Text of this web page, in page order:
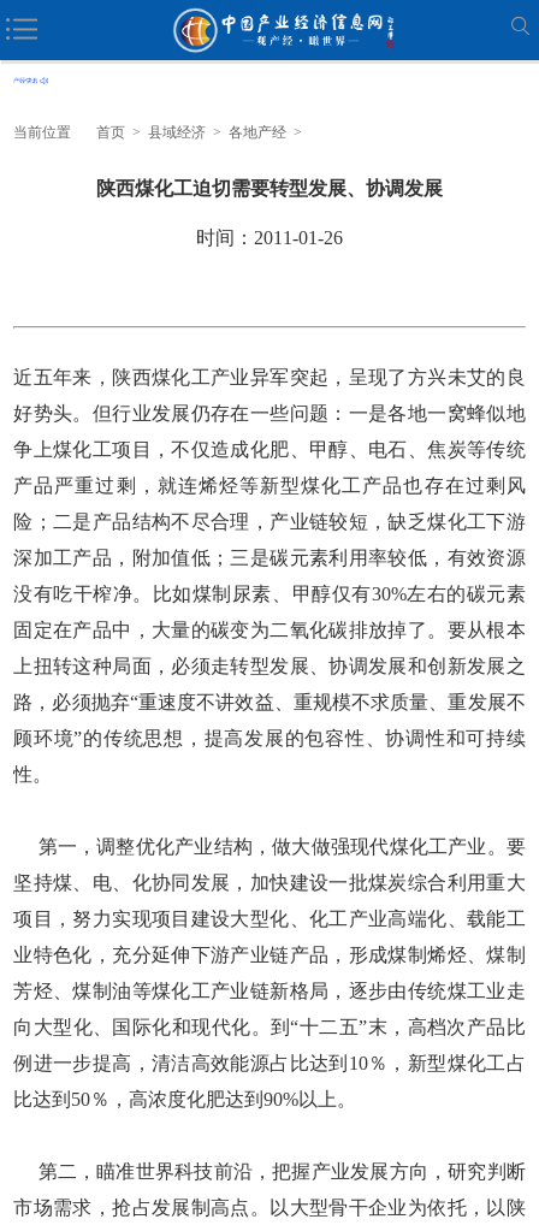
当前位置 首页 > 县域经济 > 各地产经 >
陕西煤化工迫切需要转型发展、协调发展
时间：2011-01-26
近五年来，陕西煤化工产业异军突起，呈现了方兴未艾的良
好势头。但行业发展仍存在一些问题：一是各地一窝蜂似地
争上煤化工项目，不仅造成化肥、甲醇、电石、焦炭等传统
产品严重过剩，就连烯烃等新型煤化工产品也存在过剩风
险；二是产品结构不尽合理，产业链较短，缺乏煤化工下游
深加工产品，附加值低；三是碳元素利用率较低，有效资源
没有吃干榨净。比如煤制尿素、甲醇仅有30%左右的碳元素
固定在产品中，大量的碳变为二氧化碳排放掉了。要从根本
上扭转这种局面，必须走转型发展、协调发展和创新发展之
路，必须抛弃“重速度不讲效益、重规模不求质量、重发展不
顾环境”的传统思想，提高发展的包容性、协调性和可持续
性。
第一，调整优化产业结构，做大做强现代煤化工产业。要
坚持煤、电、化协同发展，加快建设一批煤炭综合利用重大
项目，努力实现项目建设大型化、化工产业高端化、载能工
业特色化，充分延伸下游产业链产品，形成煤制烯烃、煤制
芳烃、煤制油等煤化工产业链新格局，逐步由传统煤工业走
向大型化、国际化和现代化。到“十二五”末，高档次产品比
例进一步提高，清洁高效能源占比达到10％，新型煤化工占
比达到50％，高浓度化肥达到90%以上。
第二，瞄准世界科技前沿，把握产业发展方向，研究判断
市场需求，抢占发展制高点。以大型骨干企业为依托，以陕